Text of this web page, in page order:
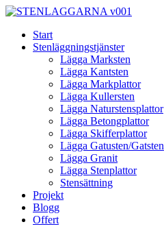
Skip
contentStart
Stenläggningstjänster
Lägga Marksten
Lägga Kantsten
Lägga Markplattor
Lägga Kullersten
Lägga Naturstensplattor
Lägga Betongplattor
Lägga Skifferplattor
Lägga Gatusten/Gatsten
Lägga Granit
Lägga Stenplattor
Stensättning
Projekt
Blogg
Offert